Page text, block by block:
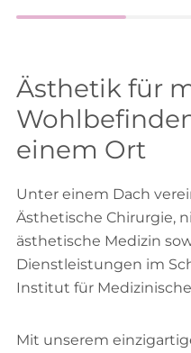
Ästhetik für
einem Ort
Unter einem Dach
Ästhetische Chirurgie,
ästhetische Medizin
Dienstleistungen im
Institut für
Mit unserem